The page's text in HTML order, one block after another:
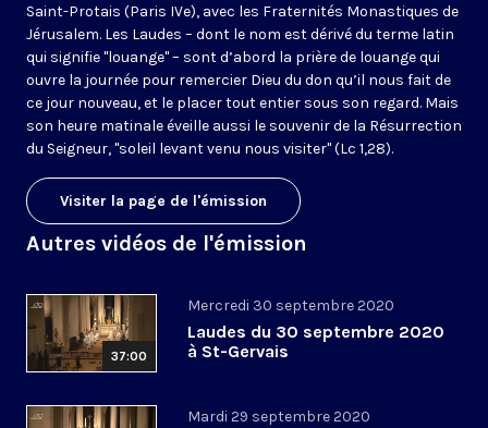
Saint-Protais (Paris IVe), avec les Fraternités Monastiques de
Jérusalem. Les Laudes – dont le nom est dérivé du terme latin
qui signifie "louange" – sont d’abord la prière de louange qui
ouvre la journée pour remercier Dieu du don qu’il nous fait de
ce jour nouveau, et le placer tout entier sous son regard. Mais
son heure matinale éveille aussi le souvenir de la Résurrection
du Seigneur, "soleil levant venu nous visiter" (Lc 1,28).
Visiter la page de l'émission
Autres vidéos de l'émission
37:00
Mercredi 30 septembre 2020
Laudes du 30 septembre 2020
à St-Gervais
Mardi 29 septembre 2020